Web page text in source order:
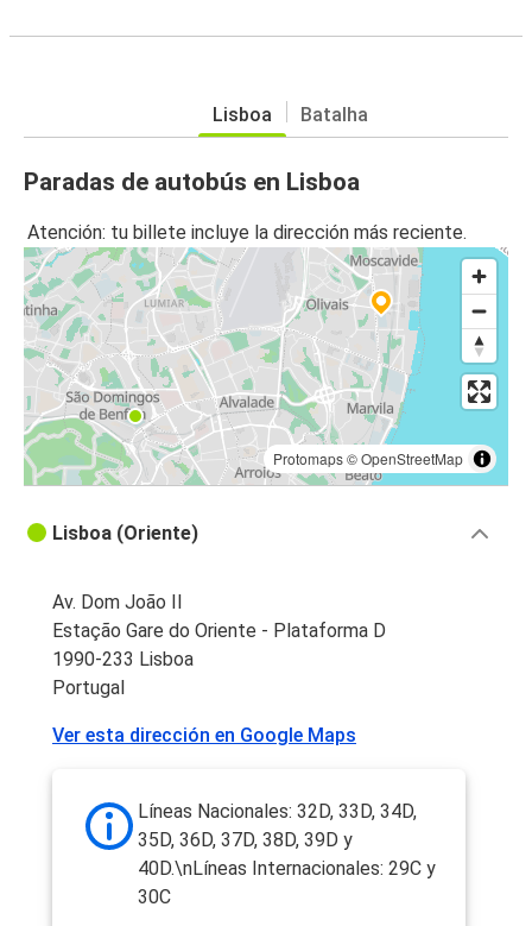
Lisboa Batalha
Paradas de autobús en Lisboa
Atención: tu billete incluye la dirección más reciente.
Protomaps©OpenStreetMap
Lisboa (Oriente)
Av. Dom João II
Estação Gare do Oriente - Plataforma D
1990-233 Lisboa
Portugal
Ver esta dirección en Google Maps
Líneas Nacionales: 32D, 33D, 34D,
35D, 36D, 37D, 38D, 39D y
40D.\nLíneas Internacionales: 29C y
30C